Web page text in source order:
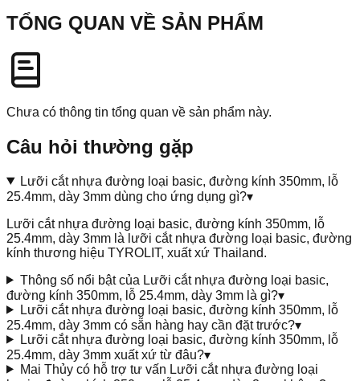
TỔNG QUAN VỀ SẢN PHẨM
Chưa có thông tin tổng quan về sản phẩm này.
Câu hỏi thường gặp
Lưỡi cắt nhựa đường loại basic, đường kính 350mm, lỗ
25.4mm, dày 3mm dùng cho ứng dụng gì?▾
Lưỡi cắt nhựa đường loại basic, đường kính 350mm, lỗ
25.4mm, dày 3mm là lưỡi cắt nhựa đường loại basic, đường
kính thương hiệu TYROLIT, xuất xứ Thailand.
Thông số nổi bật của Lưỡi cắt nhựa đường loại basic,
đường kính 350mm, lỗ 25.4mm, dày 3mm là gì?▾
Lưỡi cắt nhựa đường loại basic, đường kính 350mm, lỗ
25.4mm, dày 3mm có sẵn hàng hay cần đặt trước?▾
Lưỡi cắt nhựa đường loại basic, đường kính 350mm, lỗ
25.4mm, dày 3mm xuất xứ từ đâu?▾
Mai Thủy có hỗ trợ tư vấn Lưỡi cắt nhựa đường loại